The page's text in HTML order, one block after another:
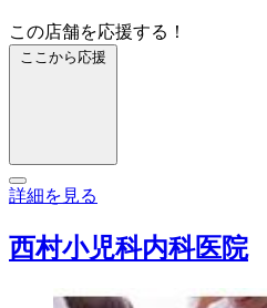
この店舗を応援する！
ここから応援
詳細を見る
西村小児科内科医院